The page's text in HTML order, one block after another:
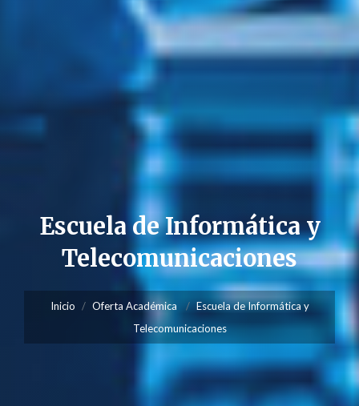
Escuela de Informática y
Telecomunicaciones
Inicio Oferta Académica
Escuela de Informática y
Telecomunicaciones